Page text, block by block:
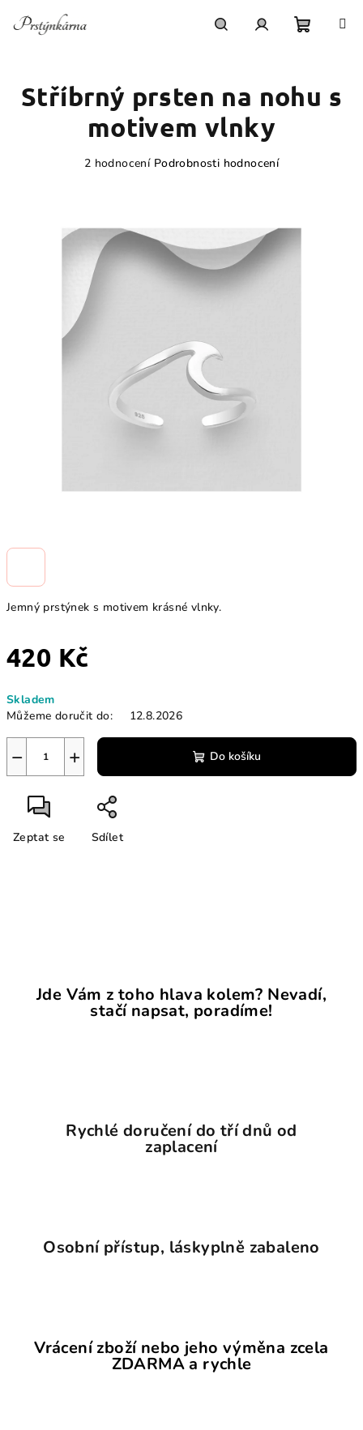
košík
Jemný prstýnek s motivem krásné vlnky.
420 Kč
cena:
Skladem
Můžeme doručit do:
12.8.2026
+
− Do košíku
Zeptat se Sdílet
Stříbrný prsten na nohu s
motivem vlnky
2 hodnocení Podrobnosti hodnocení
Jde Vám z toho hlava kolem? Nevadí,
stačí napsat, poradíme!
Rychlé doručení do tří dnů od
zaplacení
Osobní přístup, láskyplně zabaleno
Vrácení zboží nebo jeho výměna zcela
ZDARMA a rychle